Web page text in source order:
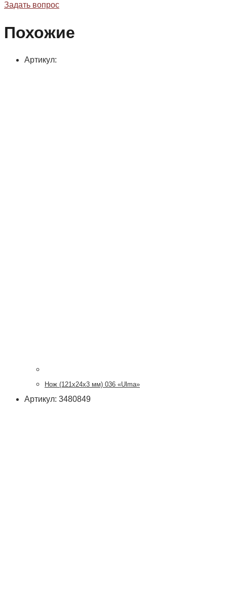
Задать вопрос
Похожие
Артикул:
Нож (121х24х3 мм) 036 «Ulma»
Артикул: 3480849